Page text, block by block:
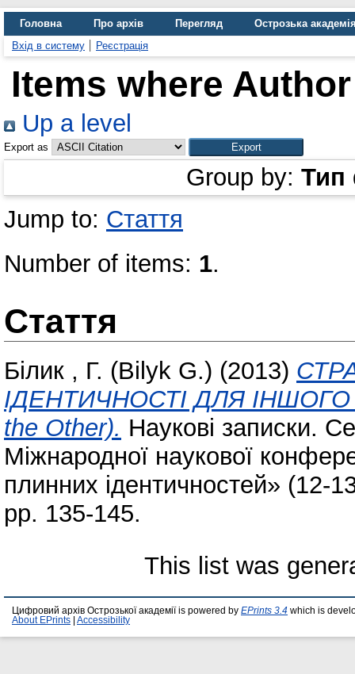
Головна Про архів Перегляд
Острозька
Вхід в систему
Реєстрація
Items where
Up a level
Export as
Group by: Тип
Jump to: Стаття
Number of items: 1.
Стаття
Білик , Г. (Bilyk G.) (2013)
ІДЕНТИЧНОСТІ ДЛЯ ІНШОГО
the Other). Наукові записки.
Міжнародної наукової
плинних ідентичностей» (12­-
pp. 135-145.
This list was
Цифровий архів Острозької академії is powered by EPrints 3.4 which is
About EPrints
Accessibility